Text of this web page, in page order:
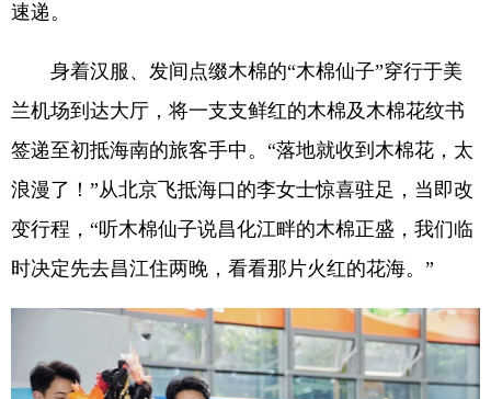
速递。
身着汉服、发间点缀木棉的“木棉仙子”穿行于美
兰机场到达大厅，将一支支鲜红的木棉及木棉花纹书
签递至初抵海南的旅客手中。“落地就收到木棉花，太
浪漫了！”从北京飞抵海口的李女士惊喜驻足，当即改
变行程，“听木棉仙子说昌化江畔的木棉正盛，我们临
时决定先去昌江住两晚，看看那片火红的花海。”